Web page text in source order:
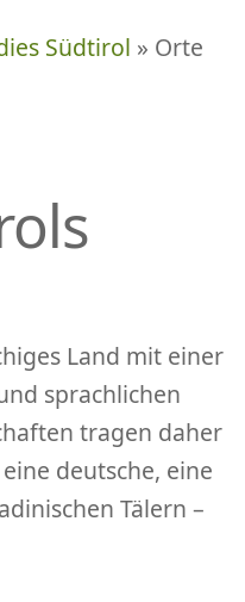
Südtirol » Orte
Land mit einer
sprachlichen
tragen daher
deutsche, eine
Tälern –